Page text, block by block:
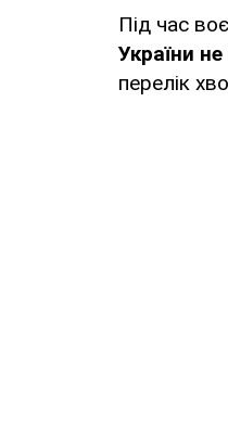
Під час
України
перелік